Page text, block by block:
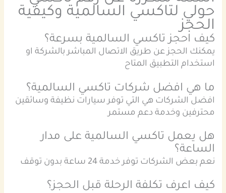
حولي لتاكسي السالمية وكيفية
الحجز
كيف احجز تاكسي السالمية بسرعة؟
يمكنك الحجز عن طريق الاتصال المباشر بالشركة او
استخدام التطبيق المتاح
ما هي افضل شركات تاكسي السالمية؟
افضل الشركات هي التي توفر سيارات نظيفة وسائقين
محترفين وخدمة دعم مستمر
هل يعمل تاكسي السالمية على مدار
الساعة؟
نعم بعض الشركات توفر خدمة 24 ساعة بدون توقف
كيف اعرف تكلفة الرحلة قبل الحجز؟